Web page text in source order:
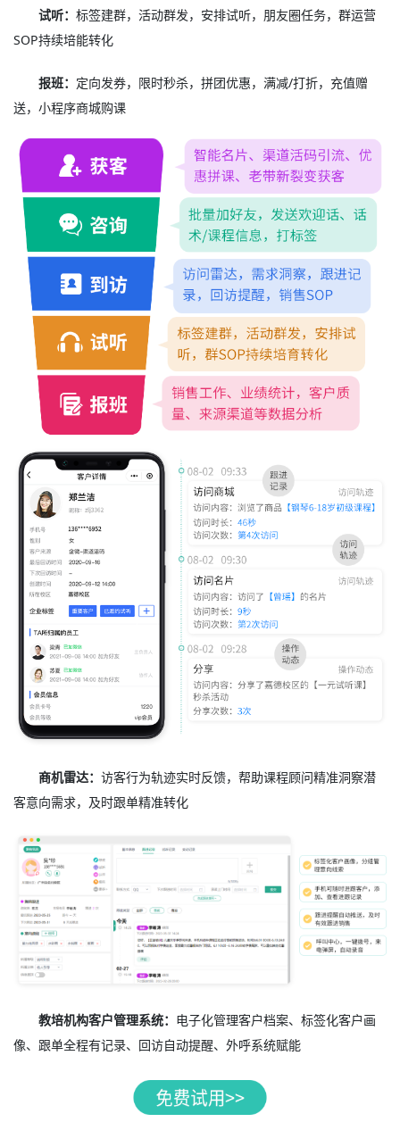
试听：标签建群，活动群发，安排试听，朋友圈任务，群运营
SOP持续培能转化
报班： 定向发券，限时秒杀，拼团优惠，满减/打折，充值赠
送，小程序商城购课
商机雷达：访客行为轨迹实时反馈，帮助课程顾问精准洞察潜
客意向需求，及时跟单精准转化
教培机构客户管理系统： 电子化管理客户档案、标签化客户画
像、跟单全程有记录、回访自动提醒、外呼系统赋能